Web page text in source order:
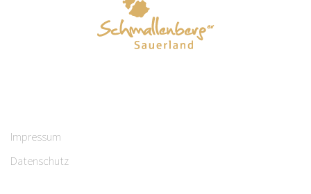
Impressum
Datenschutz